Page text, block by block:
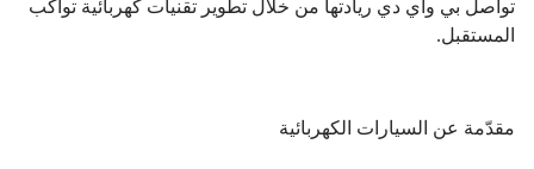
تواصل بي واي دي ريادتها من خلال تطوير تقنيات كهربائية تواكب
المستقبل.
مقدّمة عن السيارات الكهربائية